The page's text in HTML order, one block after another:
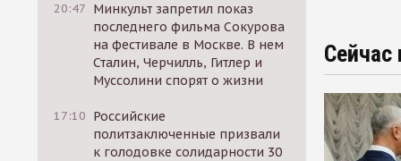
20:47 Минкульт запретил показ
последнего фильма Сокурова
на фестивале в Москве. В нем
Сталин, Черчилль, Гитлер и
Муссолини спорят о жизни
17:10 Российские
политзаключенные призвали
к голодовке солидарности 30
Сейчас